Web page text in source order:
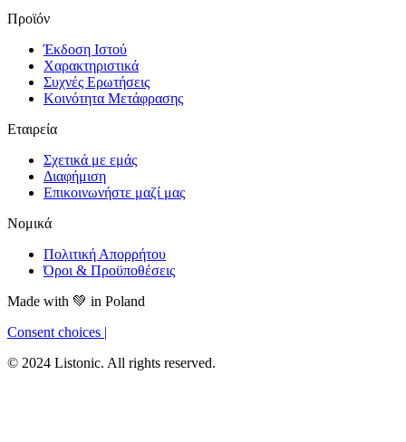
Προϊόν
Έκδοση Ιστού
Χαρακτηριστικά
Συχνές Ερωτήσεις
Κοινότητα Μετάφρασης
Εταιρεία
Σχετικά με εμάς
Διαφήμιση
Επικοινωνήστε μαζί μας
Νομικά
Πολιτική Απορρήτου
Όροι & Προϋποθέσεις
Made with 💚 in Poland
Consent choices
© 2024 Listonic. All rights reserved.